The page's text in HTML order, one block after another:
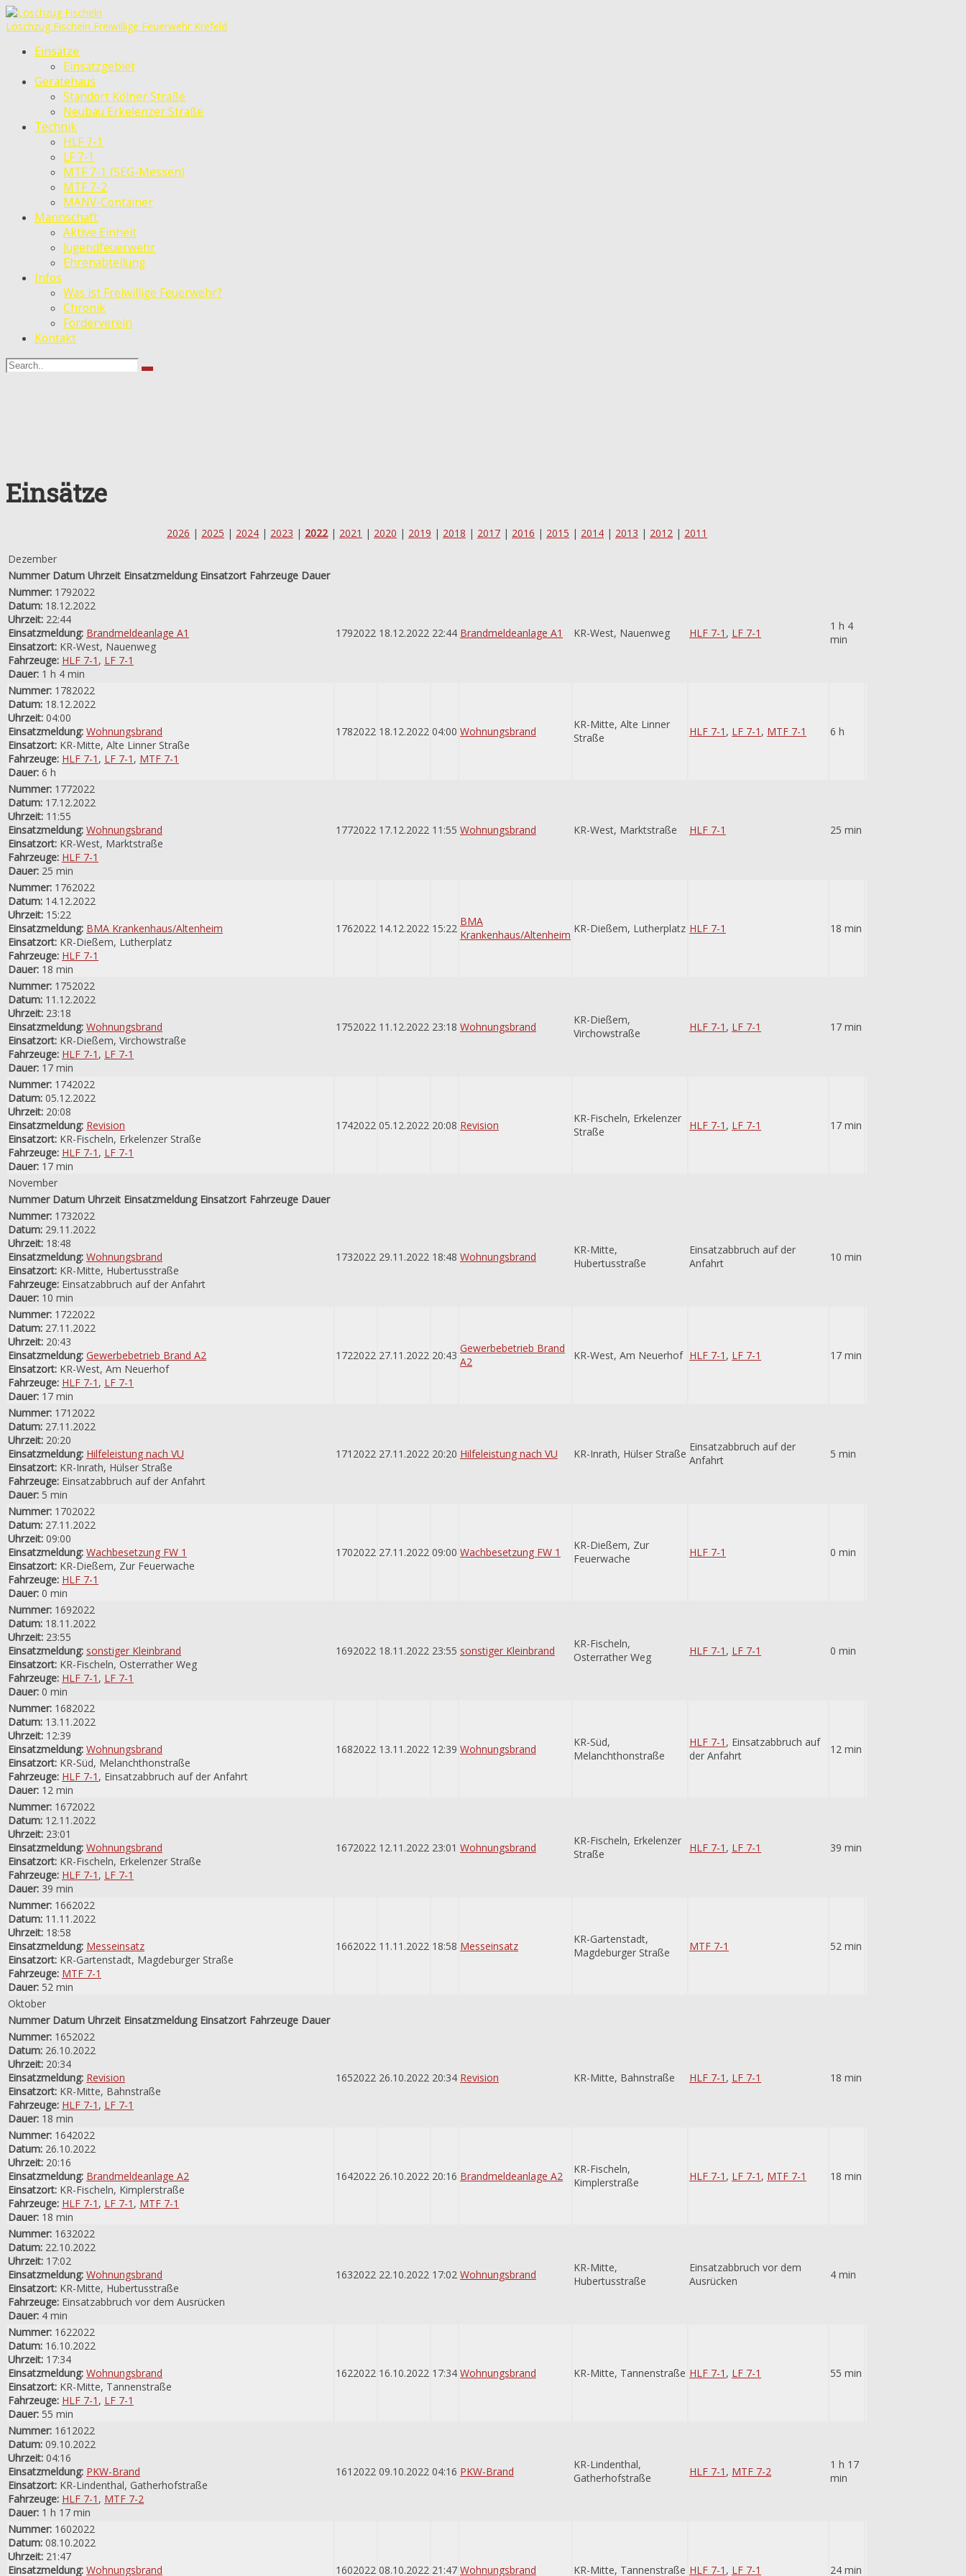
Löschzug Fischeln Freiwillige Feuerwehr Krefeld
Einsätze
Einsatzgebiet
Gerätehaus
Standort Kölner Straße
Neubau Erkelenzer Straße
Technik
HLF 7-1
LF 7-1
MTF 7-1 (SEG-Messen)
MTF 7-2
MANV-Container
Mannschaft
Aktive Einheit
Jugendfeuerwehr
Ehrenabteilung
Infos
Was ist Freiwillige Feuerwehr?
Chronik
Förderverein
Kontakt
Einsätze
2026 | 2025 | 2024 | 2023 | 2022| 2021 | 2020 | 2019 | 2018 | 2017 | 2016 | 2015 | 2014 | 2013 | 2012 | 2011
Dezember
Nummer Datum Uhrzeit Einsatzmeldung Einsatzort Fahrzeuge Dauer
Nummer: 1792022
Datum: 18.12.2022
Uhrzeit: 22:44
Einsatzmeldung: Brandmeldeanlage A1
Einsatzort: KR-West, Nauenweg
Fahrzeuge: HLF 7-1 , LF 7-1
Dauer: 1 h 4 min
1792022 18.12.2022 22:44 Brandmeldeanlage A1 KR-West, Nauenweg HLF 7-1 , LF 7-1
1 h 4
min
Nummer: 1782022
Datum: 18.12.2022
Uhrzeit: 04:00
Einsatzmeldung: Wohnungsbrand
Einsatzort: KR-Mitte, Alte Linner Straße
Fahrzeuge: HLF 7-1 , LF 7-1 , MTF 7-1
Dauer: 6 h
1782022 18.12.2022 04:00 Wohnungsbrand
KR-Mitte, Alte Linner
Straße
HLF 7-1 , LF 7-1 , MTF 7-1 6 h
Nummer: 1772022
Datum: 17.12.2022
Uhrzeit: 11:55
Einsatzmeldung: Wohnungsbrand
Einsatzort: KR-West, Marktstraße
Fahrzeuge: HLF 7-1
Dauer: 25 min
1772022 17.12.2022 11:55 Wohnungsbrand KR-West, Marktstraße HLF 7-1 25 min
Nummer: 1762022
Datum: 14.12.2022
Uhrzeit: 15:22
Einsatzmeldung: BMA Krankenhaus/Altenheim
Einsatzort: KR-Dießem, Lutherplatz
Fahrzeuge: HLF 7-1
Dauer: 18 min
1762022 14.12.2022 15:22
BMA
Krankenhaus/Altenheim KR-Dießem, Lutherplatz HLF 7-1 18 min
Nummer: 1752022
Datum: 11.12.2022
Uhrzeit: 23:18
Einsatzmeldung: Wohnungsbrand
Einsatzort: KR-Dießem, Virchowstraße
Fahrzeuge: HLF 7-1 , LF 7-1
Dauer: 17 min
1752022 11.12.2022 23:18 Wohnungsbrand
KR-Dießem,
Virchowstraße
HLF 7-1 , LF 7-1 17 min
Nummer: 1742022
Datum: 05.12.2022
Uhrzeit: 20:08
Einsatzmeldung: Revision
Einsatzort: KR-Fischeln, Erkelenzer Straße
Fahrzeuge: HLF 7-1 , LF 7-1
Dauer: 17 min
1742022 05.12.2022 20:08 Revision
KR-Fischeln, Erkelenzer
Straße
HLF 7-1 , LF 7-1 17 min
November
Nummer Datum Uhrzeit Einsatzmeldung Einsatzort Fahrzeuge Dauer
Nummer: 1732022
Datum: 29.11.2022
Uhrzeit: 18:48
Einsatzmeldung: Wohnungsbrand
Einsatzort: KR-Mitte, Hubertusstraße
Fahrzeuge: Einsatzabbruch auf der Anfahrt
Dauer: 10 min
1732022 29.11.2022 18:48 Wohnungsbrand
KR-Mitte,
Hubertusstraße
Einsatzabbruch auf der
Anfahrt
10 min
Nummer: 1722022
Datum: 27.11.2022
Uhrzeit: 20:43
Einsatzmeldung: Gewerbebetrieb Brand A2
Einsatzort: KR-West, Am Neuerhof
Fahrzeuge: HLF 7-1 , LF 7-1
Dauer: 17 min
1722022 27.11.2022 20:43
Gewerbebetrieb Brand
A2
KR-West, Am Neuerhof HLF 7-1 , LF 7-1 17 min
Nummer: 1712022
Datum: 27.11.2022
Uhrzeit: 20:20
Einsatzmeldung: Hilfeleistung nach VU
Einsatzort: KR-Inrath, Hülser Straße
Fahrzeuge: Einsatzabbruch auf der Anfahrt
Dauer: 5 min
1712022 27.11.2022 20:20 Hilfeleistung nach VU KR-Inrath, Hülser Straße
Einsatzabbruch auf der
Anfahrt
5 min
Nummer: 1702022
Datum: 27.11.2022
Uhrzeit: 09:00
Einsatzmeldung: Wachbesetzung FW 1
Einsatzort: KR-Dießem, Zur Feuerwache
Fahrzeuge: HLF 7-1
Dauer: 0 min
1702022 27.11.2022 09:00 Wachbesetzung FW 1
KR-Dießem, Zur
Feuerwache
HLF 7-1 0 min
Nummer: 1692022
Datum: 18.11.2022
Uhrzeit: 23:55
Einsatzmeldung: sonstiger Kleinbrand
Einsatzort: KR-Fischeln, Osterrather Weg
Fahrzeuge: HLF 7-1 , LF 7-1
Dauer: 0 min
1692022 18.11.2022 23:55 sonstiger Kleinbrand
KR-Fischeln,
Osterrather Weg
HLF 7-1 , LF 7-1 0 min
Nummer: 1682022
Datum: 13.11.2022
Uhrzeit: 12:39
Einsatzmeldung: Wohnungsbrand
Einsatzort: KR-Süd, Melanchthonstraße
Fahrzeuge: HLF 7-1 , Einsatzabbruch auf der Anfahrt
Dauer: 12 min
1682022 13.11.2022 12:39 Wohnungsbrand
KR-Süd,
Melanchthonstraße
HLF 7-1 , Einsatzabbruch auf
der Anfahrt
12 min
Nummer: 1672022
Datum: 12.11.2022
Uhrzeit: 23:01
Einsatzmeldung: Wohnungsbrand
Einsatzort: KR-Fischeln, Erkelenzer Straße
Fahrzeuge: HLF 7-1 , LF 7-1
Dauer: 39 min
1672022 12.11.2022 23:01 Wohnungsbrand
KR-Fischeln, Erkelenzer
Straße
HLF 7-1 , LF 7-1 39 min
Nummer: 1662022
Datum: 11.11.2022
Uhrzeit: 18:58
Einsatzmeldung: Messeinsatz
Einsatzort: KR-Gartenstadt, Magdeburger Straße
Fahrzeuge: MTF 7-1
Dauer: 52 min
1662022 11.11.2022 18:58 Messeinsatz
KR-Gartenstadt,
Magdeburger Straße
MTF 7-1 52 min
Oktober
Nummer Datum Uhrzeit Einsatzmeldung Einsatzort Fahrzeuge Dauer
Nummer: 1652022
Datum: 26.10.2022
Uhrzeit: 20:34
Einsatzmeldung: Revision
Einsatzort: KR-Mitte, Bahnstraße
Fahrzeuge: HLF 7-1 , LF 7-1
Dauer: 18 min
1652022 26.10.2022 20:34 Revision KR-Mitte, Bahnstraße HLF 7-1 , LF 7-1 18 min
Nummer: 1642022
Datum: 26.10.2022
Uhrzeit: 20:16
Einsatzmeldung: Brandmeldeanlage A2
Einsatzort: KR-Fischeln, Kimplerstraße
Fahrzeuge: HLF 7-1 , LF 7-1 , MTF 7-1
Dauer: 18 min
1642022 26.10.2022 20:16 Brandmeldeanlage A2
KR-Fischeln,
Kimplerstraße
HLF 7-1 , LF 7-1 , MTF 7-1 18 min
Nummer: 1632022
Datum: 22.10.2022
Uhrzeit: 17:02
Einsatzmeldung: Wohnungsbrand
Einsatzort: KR-Mitte, Hubertusstraße
Fahrzeuge: Einsatzabbruch vor dem Ausrücken
Dauer: 4 min
1632022 22.10.2022 17:02 Wohnungsbrand
KR-Mitte,
Hubertusstraße
Einsatzabbruch vor dem
Ausrücken
4 min
Nummer: 1622022
Datum: 16.10.2022
Uhrzeit: 17:34
Einsatzmeldung: Wohnungsbrand
Einsatzort: KR-Mitte, Tannenstraße
Fahrzeuge: HLF 7-1 , LF 7-1
Dauer: 55 min
1622022 16.10.2022 17:34 Wohnungsbrand KR-Mitte, Tannenstraße HLF 7-1 , LF 7-1 55 min
Nummer: 1612022
Datum: 09.10.2022
Uhrzeit: 04:16
Einsatzmeldung: PKW-Brand
Einsatzort: KR-Lindenthal, Gatherhofstraße
Fahrzeuge: HLF 7-1 , MTF 7-2
Dauer: 1 h 17 min
1612022 09.10.2022 04:16 PKW-Brand
KR-Lindenthal,
Gatherhofstraße
HLF 7-1 , MTF 7-2
1 h 17
min
Nummer: 1602022
Datum: 08.10.2022
Uhrzeit: 21:47
Einsatzmeldung: Wohnungsbrand 1602022 08.10.2022 21:47 Wohnungsbrand KR-Mitte, Tannenstraße HLF 7-1 , LF 7-1 24 min